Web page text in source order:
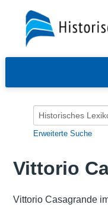
Erweiterte Suche
Vittorio
Vittorio Casagrande